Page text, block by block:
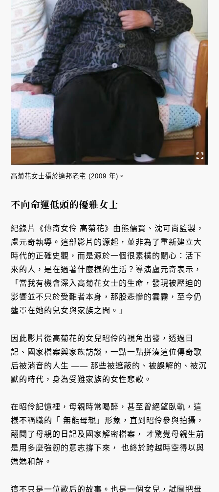
高菊花女士攝於達邦老宅 (2009 年)。
不向命運低頭的優雅女士
紀錄片《傳奇女伶 高菊花》由熊儒賢、沈可尚監製，
盧元奇執導。這部影片的源起，並非為了重新建立大
時代的正確史觀，而是源於一個很素樸的關心：活下
來的人，是在過著什麼樣的生活？導演盧元奇表示，
「當我有機會深入高菊花女士的生命，發現被壓迫的
影響並不只於受難者本身，那股悲慘的雲霧，至今仍
壟罩在她的兒女與家族之間。」
因此影片從高菊花的女兒昭伶的視角出發，透過日
記、國家檔案與家族訪談，一點一點拼湊這位傳奇歌
后被消音的人生 —— 那些被遮蔽的、被誤解的、被沉
默的時代，身為受難家族的女性悲歌。
在昭伶記憶裡，母親時常喝醉，甚至曾絕望臥軌，這
樣不稱職的「無能母親」形象，直到昭伶參與拍攝，
翻閱了母親的日記及國家解密檔案，才驚覺母親生前
是用多麼強韌的意志撐下來，也終於跨越時空得以與
媽媽和解。
這不只是一位歌后的故事。也是一個女兒，試圖把母